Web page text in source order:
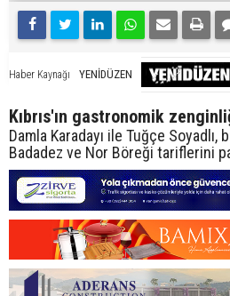
Haber Kaynağı YENİDÜZEN
Kıbrıs'ın gastronomik
Damla Karadayı ile Tuğçe Soyadlı,
Badadez ve Nor Böreği tariflerini